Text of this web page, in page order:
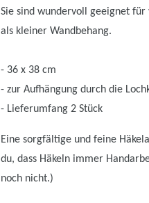
Sie sind wundervoll geeignet
als kleiner Wandbehang.
- 36 x 38 cm
- zur Aufhängung durch die
- Lieferumfang 2 Stück
Eine sorgfältige und feine
du, dass Häkeln immer
noch nicht.)